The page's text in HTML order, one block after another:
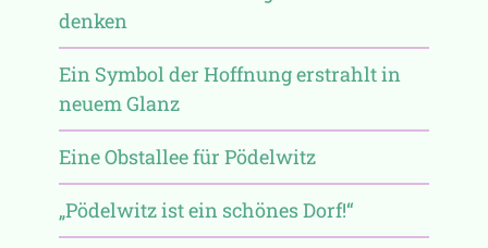
denken
Ein Symbol der Hoffnung erstrahlt in
neuem Glanz
Eine Obstallee für Pödelwitz
„Pödelwitz ist ein schönes Dorf!“